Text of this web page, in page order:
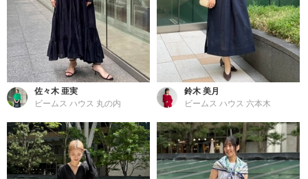
佐々木 亜実
ビームス ハウス 丸の内
鈴木 美月
ビームス ハウス 六本木